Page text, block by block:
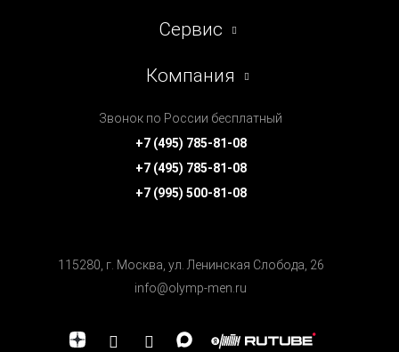
Сервис
Компания
Звонок по России бесплатный
+7 (495) 785-81-08
+7 (495) 785-81-08
+7 (995) 500-81-08
115280, г. Москва, ул. Ленинская Cлобода, 26
info@olymp-men.ru